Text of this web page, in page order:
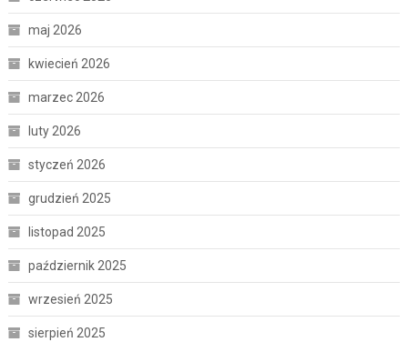
maj 2026
kwiecień 2026
marzec 2026
luty 2026
styczeń 2026
grudzień 2025
listopad 2025
październik 2025
wrzesień 2025
sierpień 2025